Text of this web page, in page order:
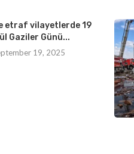
etraf vilayetlerde 19
Gaziler Günü...
19, 2025